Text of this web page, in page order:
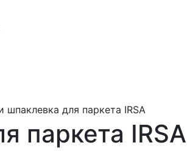
шпаклевка для паркета IRSA
паркета